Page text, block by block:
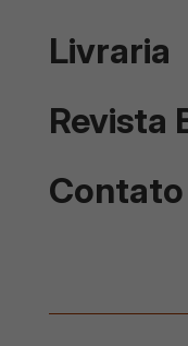
Livraria
Revista
Contato